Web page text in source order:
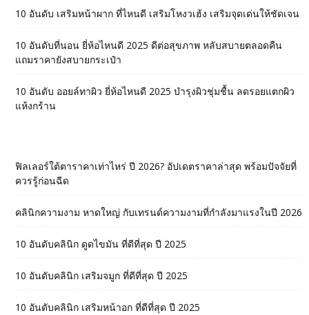
10 อันดับ เสริมหน้าผาก ที่ไหนดี เสริมโหงวเฮ้ง เสริมจุดเด่นให้ชัดเจน
10 อันดับที่นอน ยี่ห้อไหนดี 2025 ดีต่อสุขภาพ หลับสบายตลอดคืน
แถมราคายังสบายกระเป๋า
10 อันดับ ออยล์ทาผิว ยี่ห้อไหนดี 2025 บำรุงผิวชุ่มชื้น ลดรอยแตกผิว
แห้งกร้าน
ฟิลเลอร์ใต้ตาราคาเท่าไหร่ ปี 2026? อัปเดตราคาล่าสุด พร้อมปัจจัยที่
ควรรู้ก่อนฉีด
คลินิกความงาม หาดใหญ่ กับเทรนด์ความงามที่กำลังมาแรงในปี 2026
10 อันดับคลินิก ดูดไขมัน ที่ดีที่สุด ปี 2025
10 อันดับคลินิก เสริมจมูก ที่ดีที่สุด ปี 2025
10 อันดับคลินิก เสริมหน้าอก ที่ดีที่สุด ปี 2025